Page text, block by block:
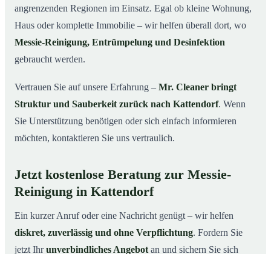
angrenzenden Regionen im Einsatz. Egal ob kleine Wohnung,
Haus oder komplette Immobilie – wir helfen überall dort, wo
Messie-Reinigung, Entrümpelung und Desinfektion
gebraucht werden.
Vertrauen Sie auf unsere Erfahrung – Mr. Cleaner bringt
Struktur und Sauberkeit zurück nach Kattendorf. Wenn
Sie Unterstützung benötigen oder sich einfach informieren
möchten, kontaktieren Sie uns vertraulich.
Jetzt kostenlose Beratung zur Messie-
Reinigung in Kattendorf
Ein kurzer Anruf oder eine Nachricht genügt – wir helfen
diskret, zuverlässig und ohne Verpflichtung. Fordern Sie
jetzt Ihrunverbindliches Angebot an und sichern Sie sich